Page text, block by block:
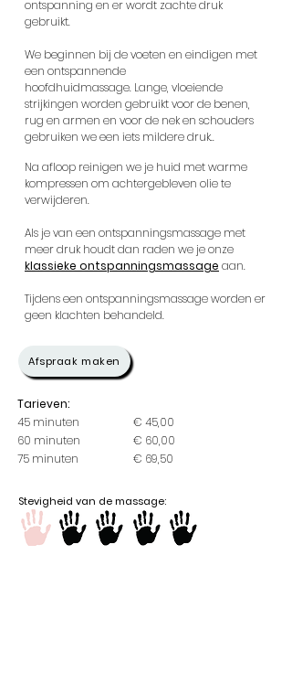
ontspanning en er wordt zachte druk
gebruikt.
We beginnen bij de voeten en eindigen met
een ontspannende
hoofdhuidmassage. Lange, vloeiende
strijkingen worden gebruikt voor de benen,
rug en armen en voor de nek en schouders
gebruiken we een iets mildere druk..
Na afloop reinigen we je huid met warme
kompressen om achtergebleven olie te
verwijderen.
Als je van een ontspanningsmassage met
meer druk houdt dan raden we je onze
klassieke ontspanningsmassage aan.
Tijdens een ontspanningsmassage worden er
geen klachten behandeld.
Afspraak maken
Tarieven:
45 minuten
60 minuten
75 minuten
€ 45,00
€ 60,00
€ 69,50
Stevigheid van de massage: